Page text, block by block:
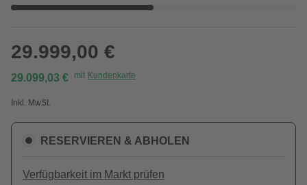
29.999,00 €
29.099,03 € mit Kundenkarte
Inkl. MwSt.
RESERVIEREN & ABHOLEN
Verfügbarkeit im Markt prüfen